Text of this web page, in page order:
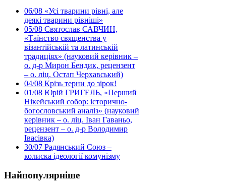
06/08 «Усі тварини рівні, але
деякі тварини рівніші»
05/08 Святослав САВЧИН,
«Таїнство священства у
візантійській та латинській
традиціях» (науковий керівник –
о. д-р Мирон Бендик, рецензент
– о. ліц. Остап Черхавський)
04/08 Крізь терни до зірок!
01/08 Юрій ГРИГЕЛЬ, «Перший
Нікейський собор: історично-
богословський аналіз» (науковий
керівник – о. ліц. Іван Гаваньо,
рецензент – о. д-р Володимир
Івасівка)
30/07 Радянський Союз –
колиска ідеології комунізму
Найпопулярніше